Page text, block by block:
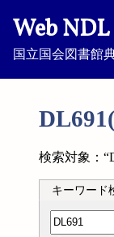
Web
国立国会図書館
検索対象：
キーワード
分類記号検